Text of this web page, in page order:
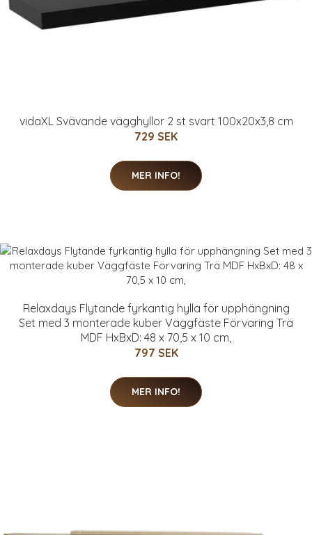
vidaXL Svävande vägghyllor 2 st svart 100x20x3,8 cm
729 SEK
MER INFO!
Relaxdays Flytande fyrkantig hylla för upphängning
Set med 3 monterade kuber Väggfäste Förvaring Trä
MDF HxBxD: 48 x 70,5 x 10 cm,
797 SEK
MER INFO!